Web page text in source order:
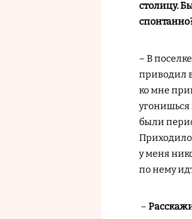
столицу.
– В
приводил
ко мне
угонишься
были
у меня
по нему
–